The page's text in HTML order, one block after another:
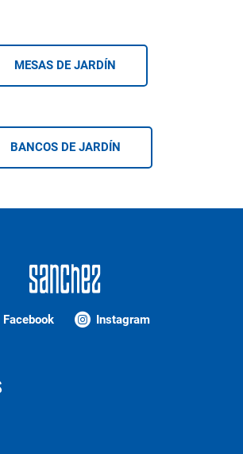
MESAS DE JARDÍN
BANCOS DE JARDÍN
Facebook Instagram